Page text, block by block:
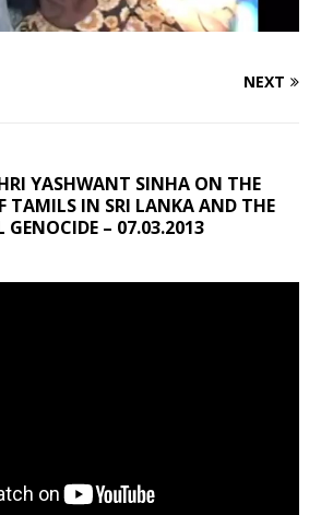
NEXT
YASHWANT SINHA ON THE
TAMILS IN SRI LANKA AND THE
GENOCIDE – 07.03.2013